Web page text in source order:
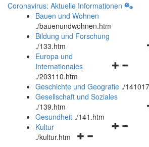
Coronavirus: Aktuelle Informationen
Bauen und Wohnen
./bauenundwohnen.htm
Bildung und Forschung
./133.htm
und
schließen
Europa und
Internationales
./203110.htm
Geschichte und Geografie ./
Gesellschaft und Soziales
./139.htm
Gesundheit ./141.htm
Navigationsmenü
Kultur
./kultur.htm